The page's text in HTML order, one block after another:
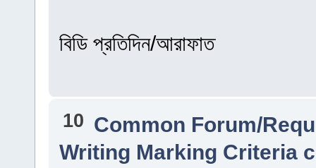
বিডি প্রতিদিন/আরাফাত
10 Common Forum/
Writing Marking Criteria